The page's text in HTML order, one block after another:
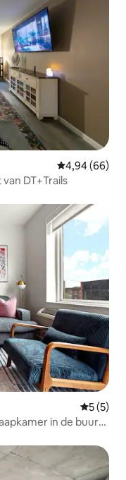
Gemiddelde
4,94 (66)
DT+Trails
5 (5)
in de buurt